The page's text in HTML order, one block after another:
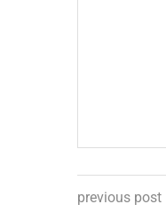
previous post